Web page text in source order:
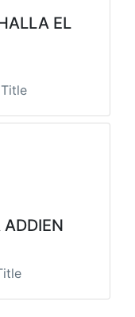
EL
Title